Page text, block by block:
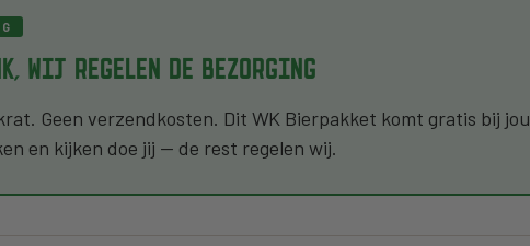
WIJ REGELEN DE BEZORGING
Geen verzendkosten. Dit WK Bierpakket komt gratis bij
en kijken doe jij — de rest regelen wij.